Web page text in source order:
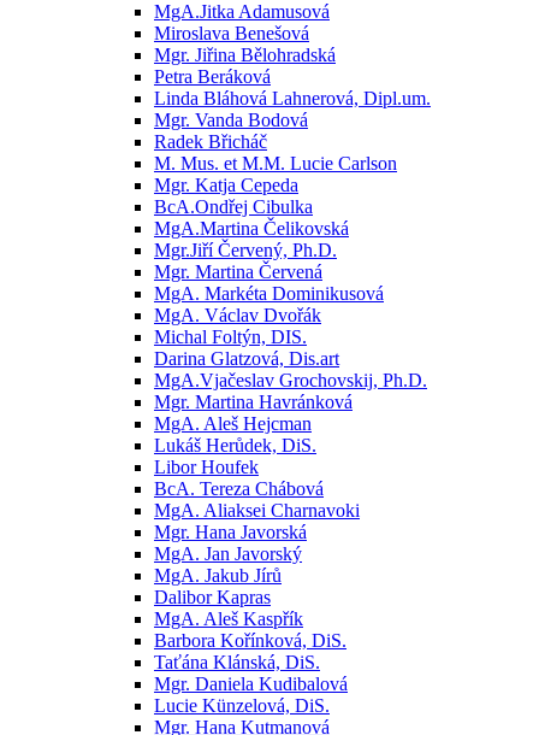
MgA.Jitka Adamusová
Miroslava Benešová
Mgr. Jiřina Bělohradská
Petra Beráková
Linda Bláhová Lahnerová, Dipl.um.
Mgr. Vanda Bodová
Radek Břicháč
M. Mus. et M.M. Lucie Carlson
Mgr. Katja Cepeda
BcA.Ondřej Cibulka
MgA.Martina Čelikovská
Mgr.Jiří Červený, Ph.D.
Mgr. Martina Červená
MgA. Markéta Dominikusová
MgA. Václav Dvořák
Michal Foltýn, DIS.
Darina Glatzová, Dis.art
MgA.Vjačeslav Grochovskij, Ph.D.
Mgr. Martina Havránková
MgA. Aleš Hejcman
Lukáš Herůdek, DiS.
Libor Houfek
BcA. Tereza Chábová
MgA. Aliaksei Charnavoki
Mgr. Hana Javorská
MgA. Jan Javorský
MgA. Jakub Jírů
Dalibor Kapras
MgA. Aleš Kaspřík
Barbora Kořínková, DiS.
Taťána Klánská, DiS.
Mgr. Daniela Kudibalová
Lucie Künzelová, DiS.
Mgr. Hana Kutmanová